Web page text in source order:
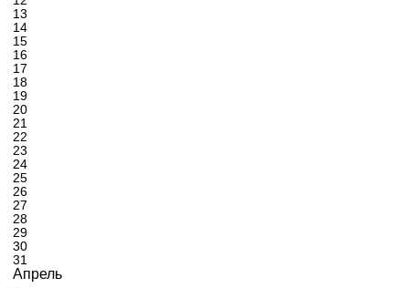
13
14
15
16
17
18
19
20
21
22
23
24
25
26
27
28
29
30
31
Апрель